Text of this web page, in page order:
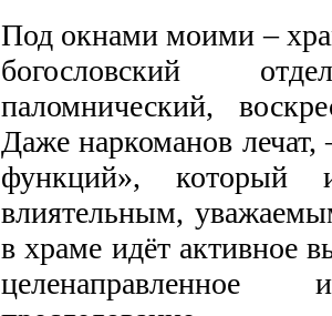
Под окнами моими –
богословский
паломнический,
Даже наркоманов
функций», который
влиятельным,
в храме идёт активное